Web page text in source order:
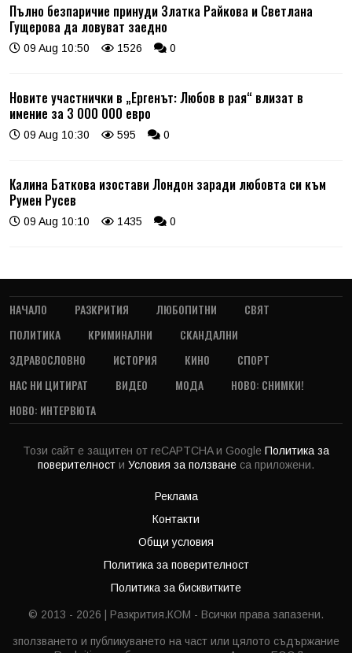
Пълно безпаричие принуди Златка Райкова и Светлана
Гущерова да ловуват заедно
09 Aug 10:50 1526 0
Новите участнички в „Ергенът: Любов в рая“ влизат в
имение за 3 000 000 евро
09 Aug 10:30 595 0
Калина Баткова изостави Лондон заради любовта си към
Румен Русев
09 Aug 10:10 1435 0
НАЧАЛО РАЗКРИТИЯ ЛЮБОПИТНИ
СВЯТ
ПОЛИТИКА
КРИМИНАЛНИ
СКАНДАЛНИ
ЗДРАВОСЛОВНО
ИСТОРИЯ КИНО
СПОРТ
НАС НИ ЦИТИРАТ
ВИДЕО МОДА
НОВО: СНИМКИ!
НОВО: ИНТЕРВЮТА
Този сайт е защитен от reCAPTCHA и Google Политика за
поверителност и Условия за ползване са приложени.
Реклама
Контакти
Общи условия
Политика за поверителност
Политика за бисквитките
© 2013 - 2026 | Разкрития.КОМ - Всички права запазени.
зползването и публикуването на част или цялото съдържание